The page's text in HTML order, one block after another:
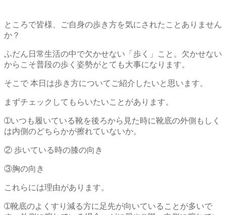
ところで皆様、ご自身の歩き方を気にされたことありません
か？
ふだん日常生活の中で欠かせない「歩く」こと。欠かせない
からこそ普段の歩く姿勢がとても大事になります。
そこで 本日は歩き方についてご紹介したいと思います。
まずチェックしてもらいたいことがあります。
➀いつも履いている靴を後ろから見た時に靴底の外側もしく
は内側のどちらかが擦れていないか。
② 歩いている時の膝の向き
③胸の向き
これらには理由があります。
➀靴底のよくすり減る方に足先が向いていることが多いで